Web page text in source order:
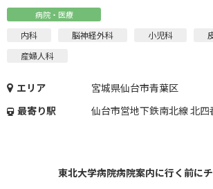
病院・医療
内科 脳神経外科 小児科
産婦人科
エリア
宮城県仙台市青葉区
最寄り駅
仙台市営地下鉄南北線 北四
東北大学病院病院案内に行く前に